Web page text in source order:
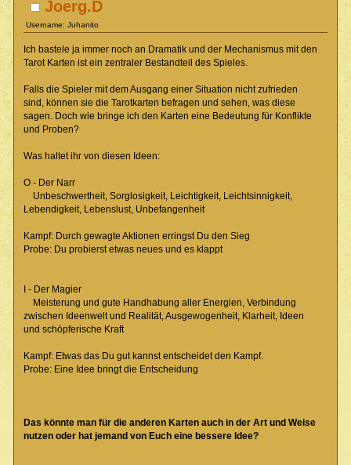
Joerg.D
Username: Juhanito
Ich bastele ja immer noch an Dramatik und der Mechanismus mit den
Tarot Karten ist ein zentraler Bestandteil des Spieles.
Falls die Spieler mit dem Ausgang einer Situation nicht zufrieden
sind, können sie die Tarotkarten befragen und sehen, was diese
sagen. Doch wie bringe ich den Karten eine Bedeutung für Konflikte
und Proben?
Was haltet ihr von diesen Ideen:
O - Der Narr
Unbeschwertheit, Sorglosigkeit, Leichtigkeit, Leichtsinnigkeit,
Lebendigkeit, Lebenslust, Unbefangenheit
Kampf: Durch gewagte Aktionen erringst Du den Sieg
Probe: Du probierst etwas neues und es klappt
I - Der Magier
Meisterung und gute Handhabung aller Energien, Verbindung
zwischen Ideenwelt und Realität, Ausgewogenheit, Klarheit, Ideen
und schöpferische Kraft
Kampf: Etwas das Du gut kannst entscheidet den Kampf.
Probe: Eine Idee bringt die Entscheidung
Das könnte man für die anderen Karten auch in der Art und Weise
nutzen oder hat jemand von Euch eine bessere Idee?